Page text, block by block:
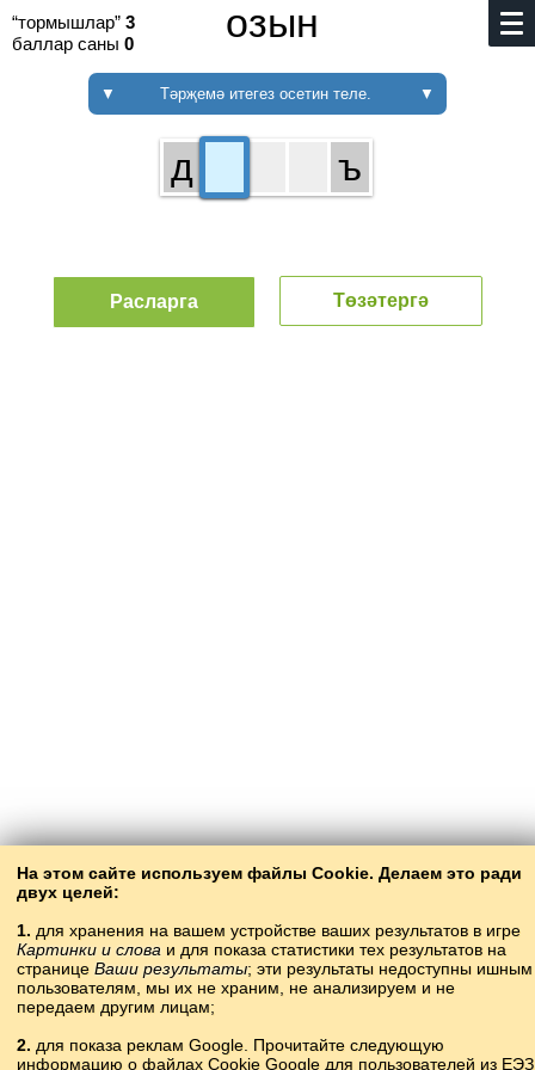
“тормышлар” 3
баллар саны 0 озын
▼ Тәрҗемә итегез осетин теле. ▼
На этом сайте используем файлы Cookie. Делаем это ради
двух целей:
1. для хранения на вашем устройстве ваших результатов в игре
Картинки и слова и для показа статистики тех результатов на
странице Ваши результаты; эти результаты недоступны ишным
пользователям, мы их не храним, не анализируем и не
передаем другим лицам;
2. для показа реклам Google. Прочитайте следующую
информацию о файлах Cookie Google для пользователей из ЕЭЗ